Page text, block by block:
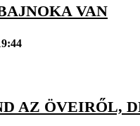
VAN
AZ ÖVEIRŐL,